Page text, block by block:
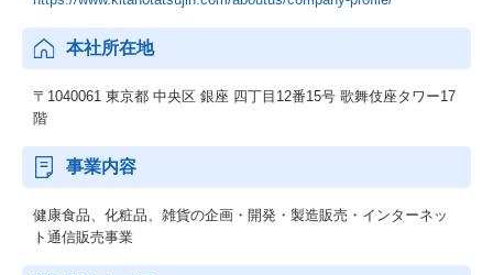
本社所在地
〒1040061 東京都 中央区 銀座 四丁目12番15号 歌舞伎座タワー17
階
事業内容
健康食品、化粧品、雑貨の企画・開発・製造販売・インターネッ
ト通信販売事業